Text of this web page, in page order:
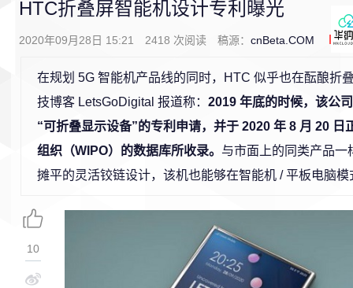
HTC折叠屏智能机设计专利曝光
2020年09月28日 15:21 2418 次阅读 稿源： cnBeta.COM 0
在规划 5G 智能机产品线的同时，HTC 似乎也在酝酿折
技博客 LetsGoDigital 报道称： 2019 年底的时候，该公
“可折叠显示设备”的专利申请，并于 2020 年 8 月 20 日
组织（WIPO）的数据库所收录。 与市面上的同类产品一
摊平的灵活铰链设计，该机也能够在智能机 / 平板电脑
10